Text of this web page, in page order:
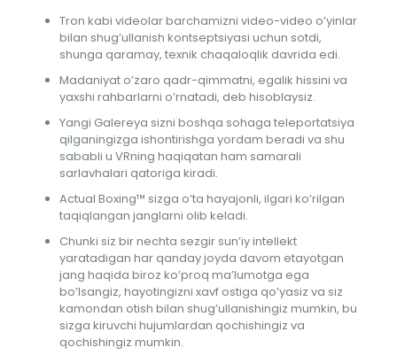
Tron kabi videolar barchamizni video-video o’yinlar
bilan shug’ullanish kontseptsiyasi uchun sotdi,
shunga qaramay, texnik chaqaloqlik davrida edi.
Madaniyat o’zaro qadr-qimmatni, egalik hissini va
yaxshi rahbarlarni o’rnatadi, deb hisoblaysiz.
Yangi Galereya sizni boshqa sohaga teleportatsiya
qilganingizga ishontirishga yordam beradi va shu
sababli u VRning haqiqatan ham samarali
sarlavhalari qatoriga kiradi.
Actual Boxing™ sizga o’ta hayajonli, ilgari ko’rilgan
taqiqlangan janglarni olib keladi.
Chunki siz bir nechta sezgir sun’iy intellekt
yaratadigan har qanday joyda davom etayotgan
jang haqida biroz ko’proq ma’lumotga ega
bo’lsangiz, hayotingizni xavf ostiga qo’yasiz va siz
kamondan otish bilan shug’ullanishingiz mumkin, bu
sizga kiruvchi hujumlardan qochishingiz va
qochishingiz mumkin.